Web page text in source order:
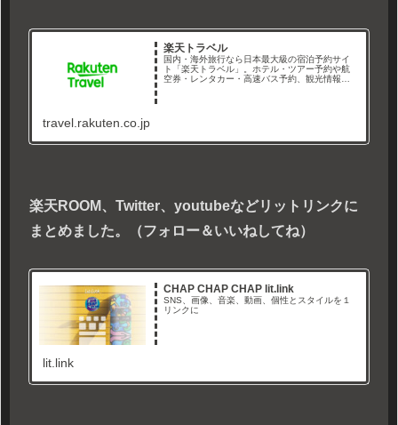
楽天トラベル
国内・海外旅行なら日本最大級の宿泊予約サイ
ト「楽天トラベル」。ホテル・ツアー予約や航
空券・レンタカー・高速バス予約、観光情報も
travel.rakuten.co.jp
楽天ROOM、Twitter、youtubeなどリットリンクに
まとめました。（フォロー＆いいねしてね）
CHAP CHAP CHAP lit.link
SNS、画像、音楽、動画、個性とスタイルを１
リンクに
lit.link